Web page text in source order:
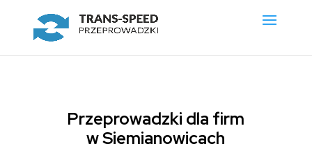
Przeprowadzki dla firm
w Siemianowicach